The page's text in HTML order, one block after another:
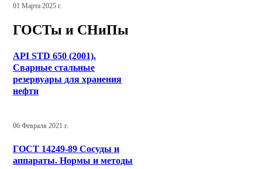
01 Марта 2025 г.
ГОСТы и СНиПы
API STD 650 (2001).
Сварные стальные
резервуары для хранения
нефти
06 Февраля 2021 г.
ГОСТ 14249-89 Сосуды и
аппараты. Нормы и методы